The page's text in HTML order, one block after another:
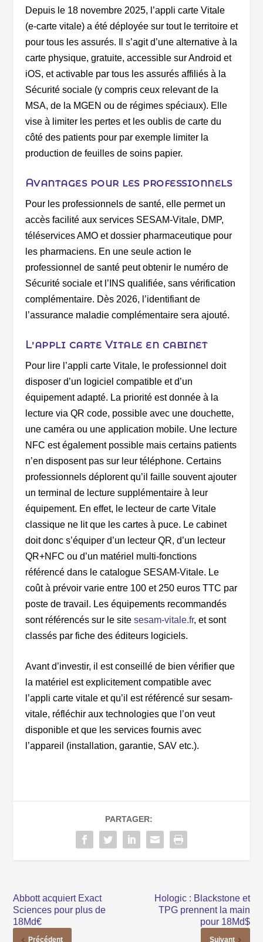
Depuis le 18 novembre 2025, l’appli carte Vitale
(e-carte vitale) a été déployée sur tout le territoire et
pour tous les assurés.
Il s’agit d’une alternative à la
carte physique, gratuite, accessible sur Android et
iOS, et activable par tous les assurés affiliés à la
Sécurité sociale (y compris ceux relevant de la
MSA, de la MGEN ou de régimes spéciaux). Elle
vise à limiter les pertes et les oublis de carte du
côté des patients pour par exemple limiter la
production de feuilles de soins papier.
Avantages pour les professionnels
Pour les professionnels de santé, elle permet un
accès facilité aux services SESAM-Vitale, DMP,
téléservices AMO et dossier pharmaceutique pour
les pharmaciens. En une seule action le
professionnel de santé peut obtenir le numéro de
Sécurité sociale et l’INS qualifiée, sans vérification
complémentaire. Dès 2026, l’identifiant de
l’assurance maladie complémentaire sera ajouté.
L’appli carte Vitale en cabinet
Pour lire l’appli carte Vitale, le professionnel doit
disposer d’un logiciel compatible et d’un
équipement adapté. La priorité est donnée à la
lecture via QR code, possible avec une douchette,
une caméra ou une application mobile. Une lecture
NFC est également possible mais certains patients
n’en disposent pas sur leur téléphone. Certains
professionnels déplorent qu’il faille souvent ajouter
un terminal de lecture supplémentaire à leur
équipement. En effet, le lecteur de carte Vitale
classique ne lit que les cartes à puce. Le cabinet
doit donc s’équiper d’un lecteur QR, d’un lecteur
QR+NFC ou d’un matériel multi-fonctions
référencé dans le catalogue SESAM-Vitale. Le
coût à prévoir varie entre 100 et 250 euros TTC par
poste de travail. Les équipements recommandés
sont référencés sur le site sesam-vitale.fr, et sont
classés par fiche des éditeurs logiciels.
Avant d’investir, il est conseillé de bien vérifier que
la matériel est explicitement compatible avec
l’appli carte vitale et qu’il est référencé sur sesam-
vitale, réfléchir aux technologies que l’on veut
disponible et que les services fournis avec
l’appareil (installation, garantie, SAV etc.).
PARTAGER:
Abbott acquiert Exact
Sciences pour plus de
18Md€
Précédent
Hologic : Blackstone et
TPG prennent la main
pour 18Md$
Suivant